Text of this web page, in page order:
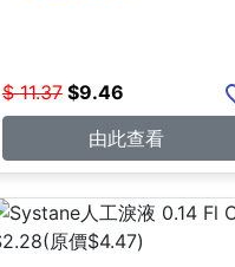
$ 11.37 $9.46
由此查看